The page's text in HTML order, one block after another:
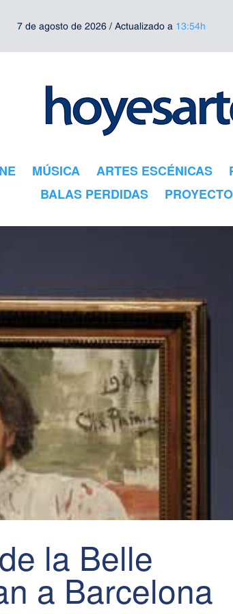
7 de agosto de 2026 / Actualizado a 13:54h
MÚSICA ARTES ESCÉNICAS
BALAS PERDIDAS
la Belle
a Barcelona